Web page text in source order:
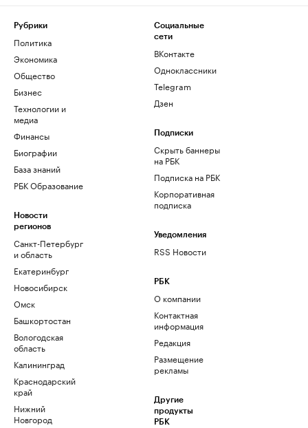
Рубрики
Политика
Экономика
Общество
Бизнес
Технологии и
медиа
Финансы
Биографии
База знаний
РБК Образование
Новости
регионов
Санкт-Петербург
и область
Екатеринбург
Новосибирск
Омск
Башкортостан
Вологодская
область
Калининград
Краснодарский
край
Нижний
Новгород
Социальные
сети
ВКонтакте
Одноклассники
Telegram
Дзен
Подписки
Скрыть баннеры
на РБК
Подписка на РБК
Корпоративная
подписка
Уведомления
RSS Новости
РБК
О компании
Контактная
информация
Редакция
Размещение
рекламы
Другие
продукты
РБК